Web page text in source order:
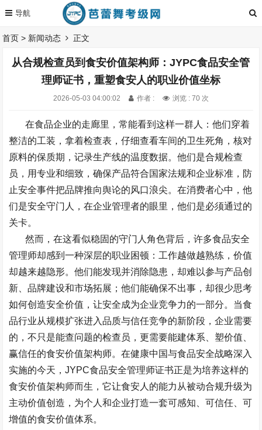
首页 > 新闻动态 正文
从合规检查员到食安价值架构师：JYPC食品安全管
理师证书，重塑食安人的职业价值坐标
2026-05-03 04:00:02 作者 : 浏览 : 70 次
在食品企业的走廊里，常能看到这样一群人：他们穿着
整洁的工装，拿着检查表，仔细查看车间的卫生死角，核对
原料的保质期，记录生产线的温度数据。他们是合规检查
员，用专业和细致，确保产品符合国家法规和企业标准，防
止安全事件把品牌推向舆论的风口浪尖。在消费者心中，他
们是安全守门人，在企业管理者的眼里，他们是必须通过的
关卡。
然而，在这看似稳固的守门人角色背后，许多食品安全
管理师却感到一种深层的职业困顿：工作越做越熟练，价值
却越来越隐形。他们能发现并消除隐患，却难以参与产品创
新、品牌建设和市场拓展；他们能确保不出事，却很少思考
如何创造安全价值，让安全成为企业竞争力的一部分。当食
品行业从规模扩张进入品质与信任竞争的新阶段，企业需要
的，不只是能查问题的检查员，更需要能建体系、塑价值、
赢信任的食安价值架构师。在健康中国与食品安全战略深入
实施的今天，JYPC食品安全管理师证书正是为培养这样的
食安价值架构师而生，它让食安人的能力从被动合规升级为
主动价值创造，为个人和企业打造一套可感知、可信任、可
增值的食安价值体系。